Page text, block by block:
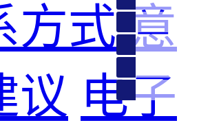
方式 意
议 电子
电商
四川、湖北、广
海南
北京、天津、云
贵州、重庆
河南、河北
对外贸易
投诉 建议
不良事件反馈电